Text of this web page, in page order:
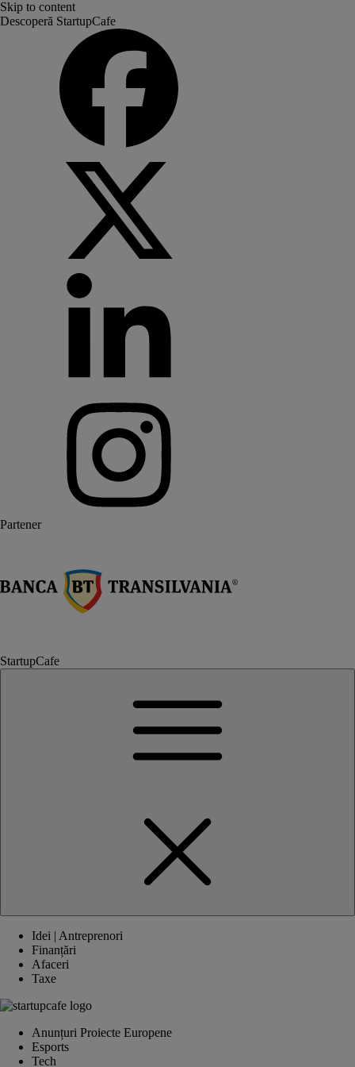
Skip to content
Descoperă StartupCafe
Partener
StartupCafe
Idei | Antreprenori
Finanțări
Afaceri
Taxe
Anunțuri Proiecte Europene
Esports
Tech